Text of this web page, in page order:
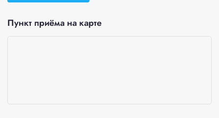
Пункт приёма на карте